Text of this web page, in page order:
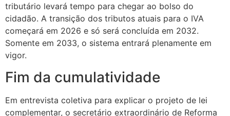
tributário levará tempo para chegar ao bolso do
cidadão. A transição dos tributos atuais para o IVA
começará em 2026 e só será concluída em 2032.
Somente em 2033, o sistema entrará plenamente em
vigor.
Fim da cumulatividade
Em entrevista coletiva para explicar o projeto de lei
complementar, o secretário extraordinário de Reforma